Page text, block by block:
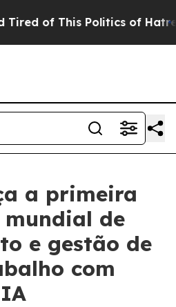
of This Politics of Hatred”
a primeira
de
e gestão de
com